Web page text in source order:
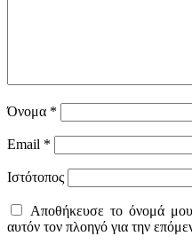
Όνομα *
Email *
Ιστότοπος
Αποθήκευσε το όνομά
αυτόν τον πλοηγό για την